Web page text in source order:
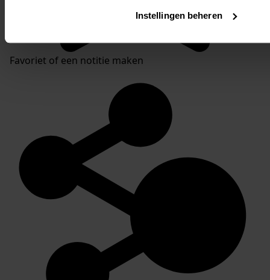
Instellingen beheren
Favoriet of een notitie maken